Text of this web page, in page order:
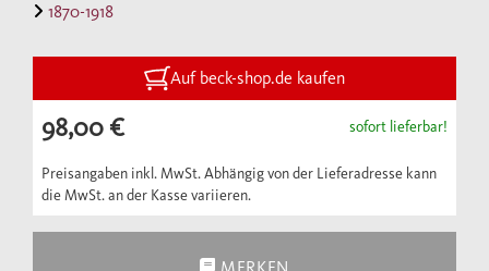
pädagogischen Denkens, der
wurden im 18. Jahrhundert gelegt. Dieser
Band, der nun das auf sechs Bände angelegte
Handbuch der deutschen Bildungsgeschichte
komplettiert, handelt vom 18. Jahrhundert
als Epoche der deutschen Bildungsgeschichte
in all ihrer Vielfalt; von den neu
entstehenden pädagogischen Theorien über
1870-1918
Auf beck-shop.de kaufen
98,00 € sofort lieferbar!
Preisangaben inkl. MwSt. Abhängig von der Lieferadresse kann
die MwSt. an der Kasse variieren.